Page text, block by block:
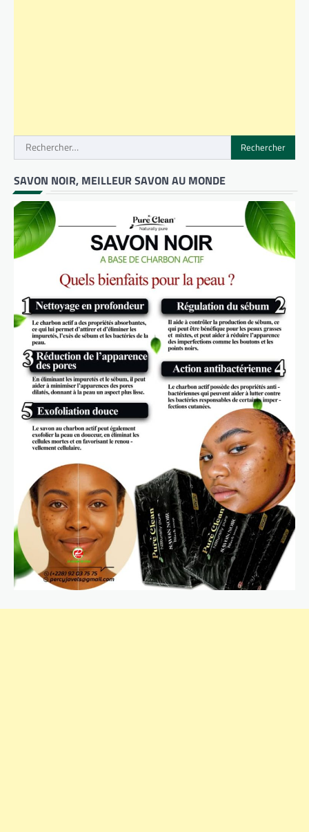
Rechercher :
SAVON NOIR, MEILLEUR SAVON AU MONDE